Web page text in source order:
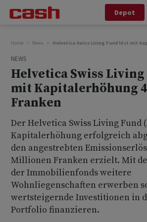
Depot
Home News Helvetica Swiss Living Fund löst mit
NEWS
Helvetica Swiss
mit Kapitalerhöhung
Franken
Der Helvetica Swiss Living Fund
Kapitalerhöhung erfolgreich
den angestrebten
Millionen Franken erzielt. Mit
der Immobilienfonds weitere
Wohnliegenschaften erwerben
wertsteigernde Investitionen in
Portfolio finanzieren.